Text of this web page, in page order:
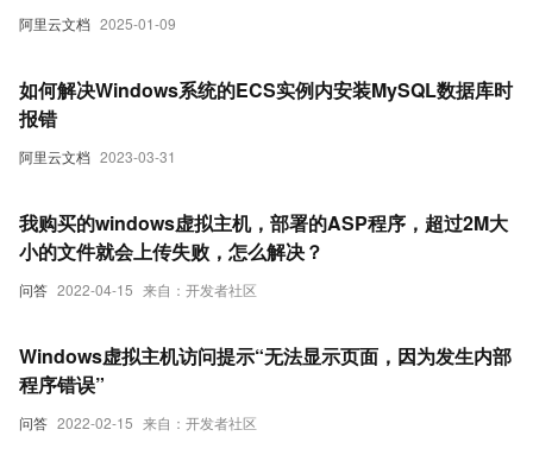
阿里云文档 2025-01-09
阿里云文档 2023-03-31
如何解决Windows系统的ECS实例内安装MySQL数据库时
报错
问答 2022-04-15 来自：开发者社区
我购买的windows虚拟主机，部署的ASP程序，超过2M大
小的文件就会上传失败，怎么解决？
问答 2022-02-15 来自：开发者社区
Windows虚拟主机访问提示“无法显示页面，因为发生内部
程序错误”